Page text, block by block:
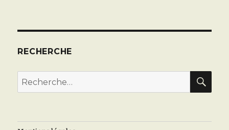
RECHERCHE
Recherche
pour